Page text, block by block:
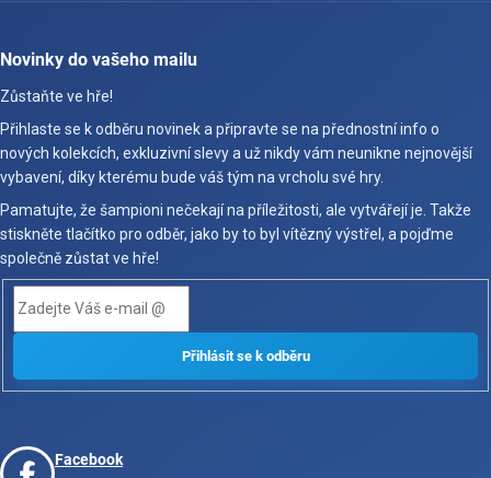
Novinky do vašeho mailu
Zůstaňte ve hře!
Přihlaste se k odběru novinek a připravte se na přednostní info o
nových kolekcích, exkluzivní slevy a už nikdy vám neunikne nejnovější
vybavení, díky kterému bude váš tým na vrcholu své hry.
Pamatujte, že šampioni nečekají na příležitosti, ale vytvářejí je. Takže
stiskněte tlačítko pro odběr, jako by to byl vítězný výstřel, a pojďme
společně zůstat ve hře!
Facebook